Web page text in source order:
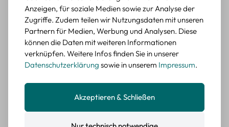
verschiedene Motive
Farbe: F
Durchschnittliche Bewertung von 5 von 5 Sternen
Erika G.diesen Monat Verifizierter Kauf
Tolle Sticker
Schöne Deko-Teile für meine Bücher, es passt zu meinem
Stiel.
BEWERTETER ARTIKEL
Retro Sticker Scrapbooking Set – Mix aus
Labels, Blumen und Figuren
Anzeigen, für soziale Medien sowie zur Analyse der
Zugriffe. Zudem teilen wir Nutzungsdaten mit unseren
Partnern für Medien, Werbung und Analysen. Diese
können die Daten mit weiteren Informationen
verknüpfen. Weitere Infos finden Sie in unserer
Datenschutzerklärung sowie in unserem Impressum.
Akzeptieren & Schließen